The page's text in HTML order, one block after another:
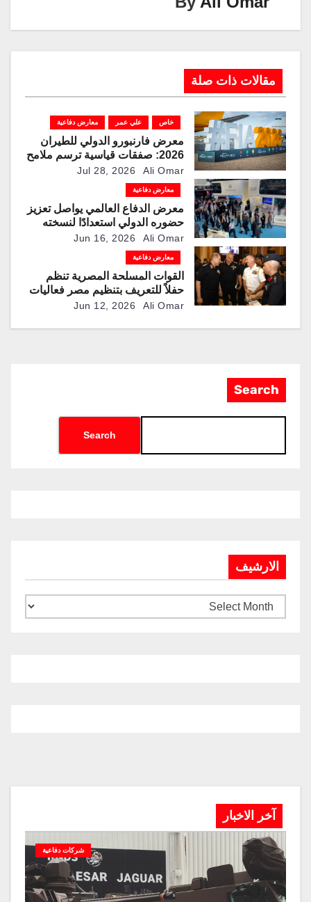
مقالات ذات صلة
خاص علي عمر معارض دفاعية
معرض فارنبورو الدولي للطيران
2026: صفقات قياسية ترسم ملامح
مرحلة جديدة لقطاعات الطيران
والدفاع والفضاء
Jul 28, 2026 Ali Omar
معارض دفاعية
معرض الدفاع العالمي يواصل تعزيز
حضوره الدولي استعدادًا لنسخته
الرابعة عام 2028Jun 16, 2026 Ali Omar
معارض دفاعية
القوات المسلحة المصرية تنظم
حفلاً للتعريف بتنظيم مصر فعاليات
النسخة الثانية من معرض العلمين
2026”
Jun 12, 2026 Ali Omar
Search
Search
الارشيف
آخر الاخبار
شركات دفاعية